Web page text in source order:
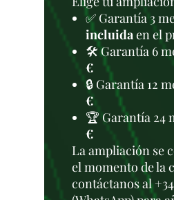
✅ Garantía 3
incluidaen el
🛠️ Garantía 6
€
🔒 Garantía 12
€
🏆 Garantía 24
€
La ampliación se
el momento de la
contáctanos al +34